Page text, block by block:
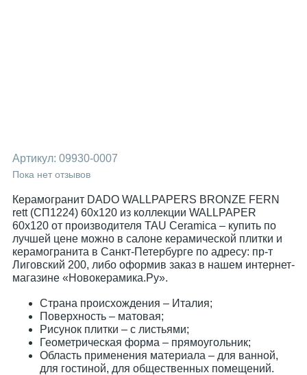
Артикул: 09930-0007
Пока нет отзывов
Керамогранит DADO WALLPAPERS BRONZE FERN
rett (СП1224) 60x120 из коллекции WALLPAPER
60x120 от производителя TAU Ceramica – купить по
лучшей цене можно в салоне керамической плитки и
керамогранита в Санкт-Петербурге по адресу: пр-т
Лиговский 200, либо оформив заказ в нашем интернет-
магазине «Новокерамика.Ру».
Страна происхождения – Италия;
Поверхность – матовая;
Рисунок плитки – с листьями;
Геометрическая форма – прямоугольник;
Область применения материала – для ванной,
для гостиной, для общественных помещений.